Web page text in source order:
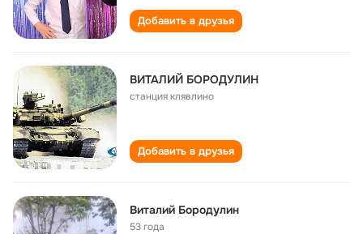
Добавить в друзья
ВИТАЛИЙ БОРОДУЛИН
станция клявлино
Добавить в друзья
Виталий Бородулин
53 года